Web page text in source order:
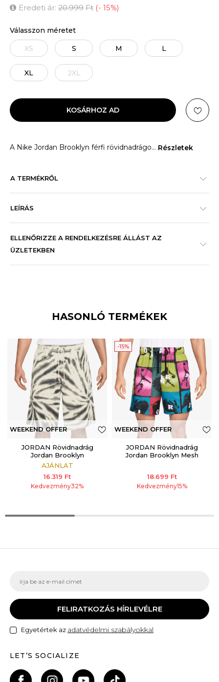
Eredeti ár: 20.999 Ft (- 15%)
Válasszon méretet
XS S M L
XL 2XL
KOSÁRHOZ AD
A Nike Jordan Brooklyn férfi rövidnadrágo... Részletek
A TERMÉKRŐL
LEÍRÁS
ELLENŐRIZZE A RENDELKEZÉSRE ÁLLÁST AZ
ÜZLETEKBEN
HASONLÓ TERMÉKEK
WEEKEND OFFER
ADDITIONAL 15%
JORDAN Rövidnadrág
Jordan Brooklyn
AJÁNLAT
16.319 Ft
Kedvezmény32%
-15%
WEEKEND OFFER
JORDAN Rövidnadrág
Jordan Brooklyn Mesh
18.699 Ft
Kedvezmény15%
FELIRATKOZÁS HÍRLEVÉLRE
Egyetértek az adatvédelmi szabályokkal
LET’S SOCIALIZE